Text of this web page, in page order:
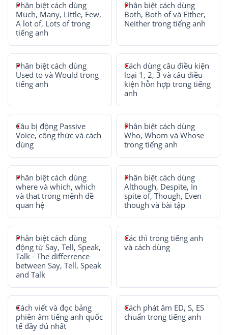
Phân biệt cách dùng
Much, Many, Little, Few,
A lot of, Lots of trong
tiếng anh
Phân biệt cách dùng
Both, Both of và Either,
Neither trong tiếng anh
Phân biệt cách dùng
Used to và Would trong
tiếng anh
Cách dùng câu điều kiện
loại 1, 2, 3 và câu điều
kiện hỗn hợp trong tiếng
anh
Câu bị động Passive
Voice, công thức và cách
dùng
Phân biệt cách dùng
Who, Whom và Whose
trong tiếng anh
Phân biệt cách dùng
where và which, which
và that trong mệnh đề
quan hệ
Phân biệt cách dùng
Although, Despite, In
spite of, Though, Even
though và bài tập
Phân biệt cách dùng
động từ Say, Tell, Speak,
Talk - The differrence
between Say, Tell, Speak
and Talk
Các thì trong tiếng anh
và cách dùng
Cách viết và đọc bảng
phiên âm tiếng anh quốc
tế đầy đủ nhất
Cách phát âm ED, S, ES
chuẩn trong tiếng anh